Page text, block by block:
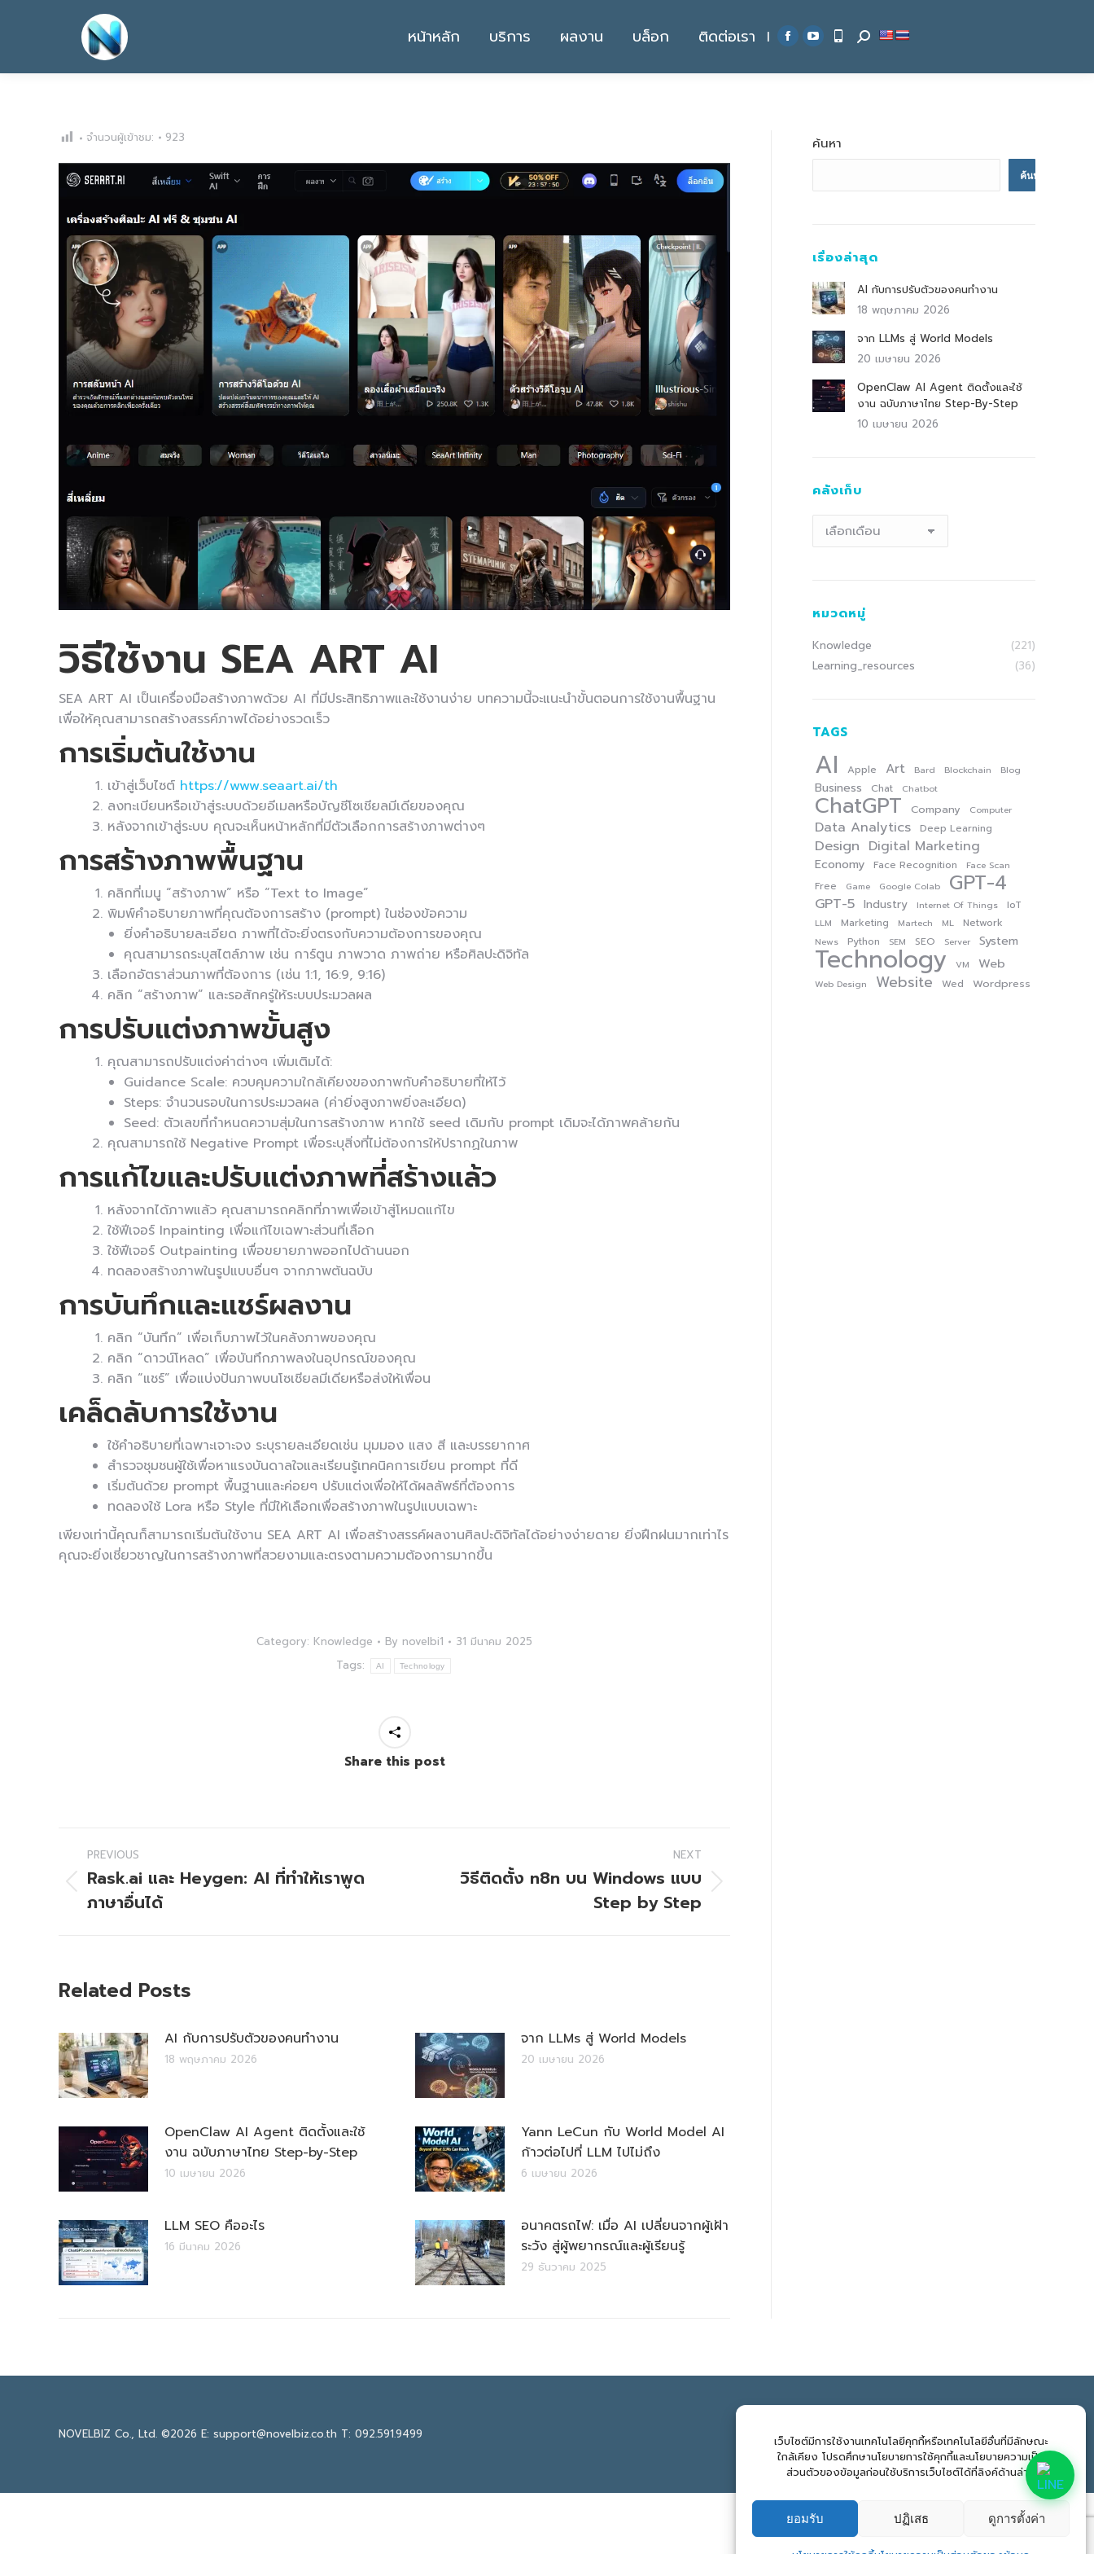
เว็บไซต์มีการใช้งานเทคโนโลยีคุกกี้หรือเทคโนโลยีอื่นที่มีลักษณะ
ใกล้เคียง โปรดศึกษานโยบายการใช้คุกกี้และนโยบายความเป็น
ส่วนตัวของข้อมูลก่อนใช้บริการเว็บไซต์ได้ที่ลิงค์ด้านล่าง
ยอมรับ ปฏิเสธ ดูการตั้งค่า
หน้าหลัก บริการ ผลงาน บล็อก ติดต่อเรา |
Facebook
window
YouTube
window
Search:
จำนวนผู้เข้าชม: 923
วิธีใช้งาน SEA ART AI
SEA ART AI เป็นเครื่องมือสร้างภาพด้วย AI ที่มีประสิทธิภาพและใช้งานง่าย บทความนี้จะแนะนำขั้นตอนการใช้งานพื้นฐาน
เพื่อให้คุณสามารถสร้างสรรค์ภาพได้อย่างรวดเร็ว
การเริ่มต้นใช้งาน
เข้าสู่เว็บไซต์ https://www.seaart.ai/th
ลงทะเบียนหรือเข้าสู่ระบบด้วยอีเมลหรือบัญชีโซเชียลมีเดียของคุณ
หลังจากเข้าสู่ระบบ คุณจะเห็นหน้าหลักที่มีตัวเลือกการสร้างภาพต่างๆ
การสร้างภาพพื้นฐาน
คลิกที่เมนู “สร้างภาพ” หรือ “Text to Image”
พิมพ์คำอธิบายภาพที่คุณต้องการสร้าง (prompt) ในช่องข้อความ
ยิ่งคำอธิบายละเอียด ภาพที่ได้จะยิ่งตรงกับความต้องการของคุณ
คุณสามารถระบุสไตล์ภาพ เช่น การ์ตูน ภาพวาด ภาพถ่าย หรือศิลปะดิจิทัล
เลือกอัตราส่วนภาพที่ต้องการ (เช่น 1:1, 16:9, 9:16)
คลิก “สร้างภาพ” และรอสักครู่ให้ระบบประมวลผล
การปรับแต่งภาพขั้นสูง
คุณสามารถปรับแต่งค่าต่างๆ เพิ่มเติมได้:
Guidance Scale: ควบคุมความใกล้เคียงของภาพกับคำอธิบายที่ให้ไว้
Steps: จำนวนรอบในการประมวลผล (ค่ายิ่งสูงภาพยิ่งละเอียด)
Seed: ตัวเลขที่กำหนดความสุ่มในการสร้างภาพ หากใช้ seed เดิมกับ prompt เดิมจะได้ภาพคล้ายกัน
คุณสามารถใช้ Negative Prompt เพื่อระบุสิ่งที่ไม่ต้องการให้ปรากฏในภาพ
การแก้ไขและปรับแต่งภาพที่สร้างแล้ว
หลังจากได้ภาพแล้ว คุณสามารถคลิกที่ภาพเพื่อเข้าสู่โหมดแก้ไข
ใช้ฟีเจอร์ Inpainting เพื่อแก้ไขเฉพาะส่วนที่เลือก
ใช้ฟีเจอร์ Outpainting เพื่อขยายภาพออกไปด้านนอก
ทดลองสร้างภาพในรูปแบบอื่นๆ จากภาพต้นฉบับ
การบันทึกและแชร์ผลงาน
คลิก “บันทึก” เพื่อเก็บภาพไว้ในคลังภาพของคุณ
คลิก “ดาวน์โหลด” เพื่อบันทึกภาพลงในอุปกรณ์ของคุณ
คลิก “แชร์” เพื่อแบ่งปันภาพบนโซเชียลมีเดียหรือส่งให้เพื่อน
เคล็ดลับการใช้งาน
ใช้คำอธิบายที่เฉพาะเจาะจง ระบุรายละเอียดเช่น มุมมอง แสง สี และบรรยากาศ
สำรวจชุมชนผู้ใช้เพื่อหาแรงบันดาลใจและเรียนรู้เทคนิคการเขียน prompt ที่ดี
เริ่มต้นด้วย prompt พื้นฐานและค่อยๆ ปรับแต่งเพื่อให้ได้ผลลัพธ์ที่ต้องการ
ทดลองใช้ Lora หรือ Style ที่มีให้เลือกเพื่อสร้างภาพในรูปแบบเฉพาะ
เพียงเท่านี้คุณก็สามารถเริ่มต้นใช้งาน SEA ART AI เพื่อสร้างสรรค์ผลงานศิลปะดิจิทัลได้อย่างง่ายดาย ยิ่งฝึกฝนมากเท่าไร
คุณจะยิ่งเชี่ยวชาญในการสร้างภาพที่สวยงามและตรงตามความต้องการมากขึ้น
Category: Knowledge By novelbi1
31 มีนาคม 2025
Tags:
AI Technology
Share this post
Post
navigation
PREVIOUS
Previous
post:
Rask.ai และ Heygen: AI ที่ทำให้เราพูด
ภาษาอื่นได้
NEXT
วิธีติดตั้ง n8n บน Windows แบบ
Step by Step
Related Posts
AI กับการปรับตัวของคนทำงาน
18 พฤษภาคม 2026
จาก LLMs สู่ World Models
20 เมษายน 2026
OpenClaw AI Agent ติดตั้งและใช้
งาน ฉบับภาษาไทย Step-by-Step
10 เมษายน 2026
Yann LeCun กับ World Model AI
ก้าวต่อไปที่ LLM ไปไม่ถึง
6 เมษายน 2026
LLM SEO คืออะไร
16 มีนาคม 2026
อนาคตรถไฟ: เมื่อ AI เปลี่ยนจากผู้เฝ้า
ระวัง สู่ผู้พยากรณ์และผู้เรียนรู้
29 ธันวาคม 2025
ค้นหา
ค้นหา
เรื่องล่าสุด
AI กับการปรับตัวของคนทำงาน
18 พฤษภาคม 2026
จาก LLMs สู่ World Models
20 เมษายน 2026
OpenClaw AI Agent ติดตั้งและใช้
งาน ฉบับภาษาไทย Step-By-Step
10 เมษายน 2026
คลังเก็บ
เก็บ
หมวดหมู่
Knowledge
(221)
Learning_resources
(36)
TAGS
AI Apple Art Bard Blockchain Blog
Business Chat Chatbot
ChatGPT Company Computer
Data Analytics Deep Learning
Design Digital Marketing
Economy Face Recognition Face Scan
Free Game Google Colab GPT-4
GPT-5 Industry Internet Of Things IoT
LLM Marketing Martech ML Network
News Python SEM SEO Server System
Technology VM Web
Web Design Website Wed Wordpress
NOVELBIZ Co., Ltd. ©2026 E: support@novelbiz.co.th T: 092.591.9499 จำนวนผู้เข้าชม: 923